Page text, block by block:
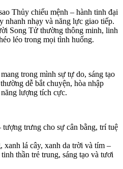
Thủy chiếu mệnh – hành tinh đại
nhanh nhạy và năng lực giao tiếp.
Song Tử thường thông minh, linh
léo trong mọi tình huống.
trong mình sự tự do, sáng tạo
dễ bắt chuyện, hòa nhập
lượng tích cực.
tượng trưng cho sự cân bằng, trí tuệ
xanh lá cây, xanh da trời và tím –
thần trẻ trung, sáng tạo và tươi